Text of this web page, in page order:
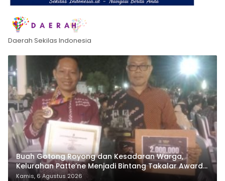
Daerah Sekilas Indonesia
Buah Gotong Royong dan Kesadaran Warga,
Kelurahan Patte’ne Menjadi Bintang Takalar Award
2026
Kamis, 6 Agustus 2026